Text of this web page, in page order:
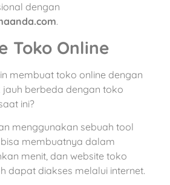
dengan
.
Toko Online
membuat toko online dengan
berbeda dengan toko
ini?
menggunakan sebuah tool
membuatnya dalam
menit, dan website toko
dapat diakses melalui internet.